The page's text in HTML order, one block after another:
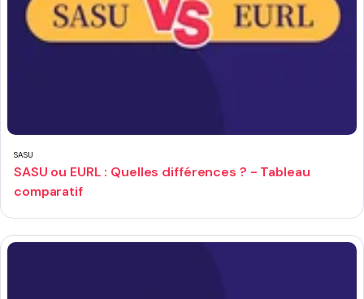
SASU
SASU ou EURL : Quelles différences ? - Tableau
comparatif